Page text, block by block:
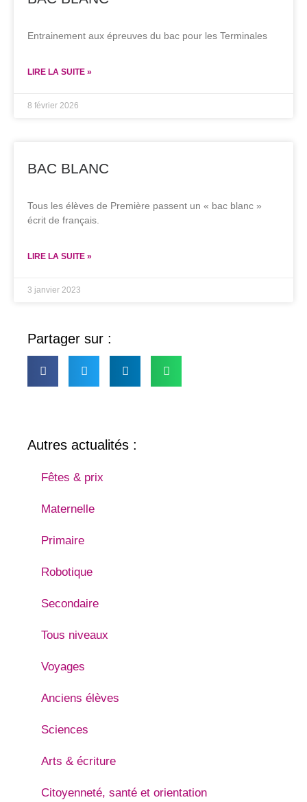
Entrainement aux épreuves du bac pour les Terminales
LIRE LA SUITE »
8 février 2026
BAC BLANC
Tous les élèves de Première passent un « bac blanc »
écrit de français.
LIRE LA SUITE »
3 janvier 2023
Partager sur :
Autres actualités :
Fêtes & prix
Maternelle
Primaire
Robotique
Secondaire
Tous niveaux
Voyages
Anciens élèves
Sciences
Arts & écriture
Citoyenneté, santé et orientation